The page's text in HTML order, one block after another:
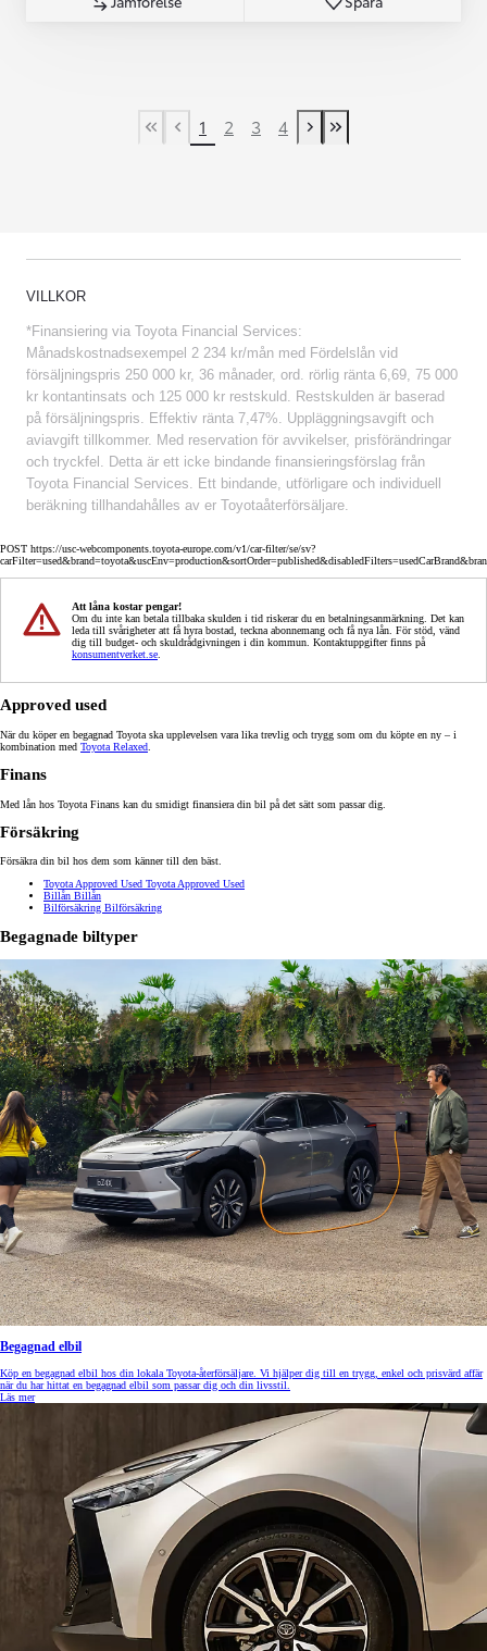
First Page
Previous page
1 2 3 4
Next page
Last Page
VILLKOR
*Finansiering via Toyota Financial Services:
Månadskostnadsexempel 2 234 kr/mån med Fördelslån vid
försäljningspris 250 000 kr, 36 månader, ord. rörlig ränta 6,69, 75 000
kr kontantinsats och 125 000 kr restskuld. Restskulden är baserad
på försäljningspris. Effektiv ränta 7,47%. Uppläggningsavgift och
aviavgift tillkommer. Med reservation för avvikelser, prisförändringar
och tryckfel. Detta är ett icke bindande finansieringsförslag från
Toyota Financial Services. Ett bindande, utförligare och individuell
beräkning tillhandahålles av er Toyotaåterförsäljare.
POST https://usc-webcomponents.toyota-europe.com/v1/car-filter/se/sv?
Att låna kostar pengar!
Om du inte kan betala tillbaka skulden i tid riskerar du en betalningsanmärkning. Det kan
leda till svårigheter att få hyra bostad, teckna abonnemang och få nya lån. För stöd, vänd
dig till budget- och skuldrådgivningen i din kommun. Kontaktuppgifter finns på
konsumentverket.se
Approved used
När du köper en begagnad Toyota ska upplevelsen vara lika trevlig och trygg som om du köpte en ny – i
kombination med Toyota Relaxed
Finans
Med lån hos Toyota Finans kan du smidigt finansiera din bil på det sätt som passar dig.
Försäkring
Försäkra din bil hos dem som känner till den bäst.
Toyota Approved Used Toyota Approved Used
Billån Billån
Bilförsäkring Bilförsäkring
Begagnade biltyper
Begagnad elbil
Köp en begagnad elbil hos din lokala Toyota-återförsäljare. Vi hjälper dig till en trygg, enkel och prisvärd affär
när du har hittat en begagnad elbil som passar dig och din livsstil.
Läs mer